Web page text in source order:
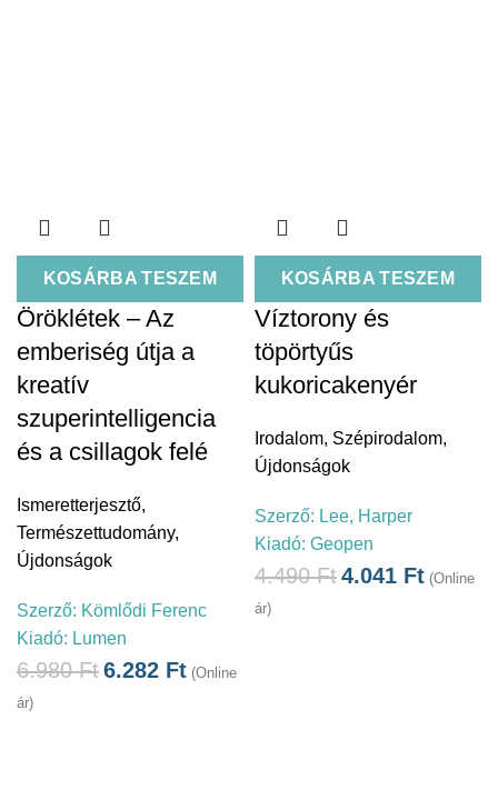
KOSÁRBA TESZEM
Öröklétek – Az
emberiség útja a
kreatív
szuperintelligencia
és a csillagok felé
Ismeretterjesztő,
Természettudomány,
Újdonságok
Szerző: Kömlődi Ferenc
Kiadó: Lumen
6.980Ft6.282 Ft (Online
ár)
KOSÁRBA TESZEM
Víztorony és
töpörtyűs
kukoricakenyér
Irodalom, Szépirodalom,
Újdonságok
Szerző: Lee, Harper
Kiadó: Geopen
4.490Ft4.041 Ft (Online
ár)